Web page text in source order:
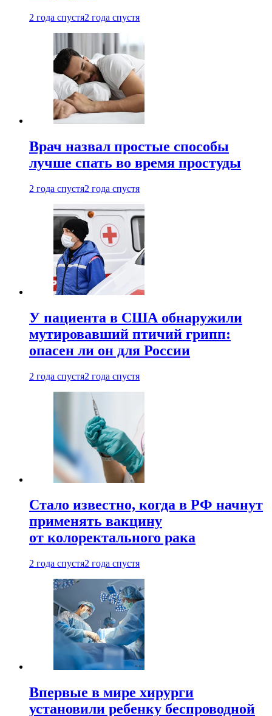
2 года спустя2 года спустя
Врач назвал простые способы
лучше спать во время простуды
2 года спустя2 года спустя
У пациента в США обнаружили
мутировавший птичий грипп:
опасен ли он для России
2 года спустя2 года спустя
Стало известно, когда в РФ начнут
применять вакцину
от колоректального рака
2 года спустя2 года спустя
Впервые в мире хирурги
установили ребенку беспроводной